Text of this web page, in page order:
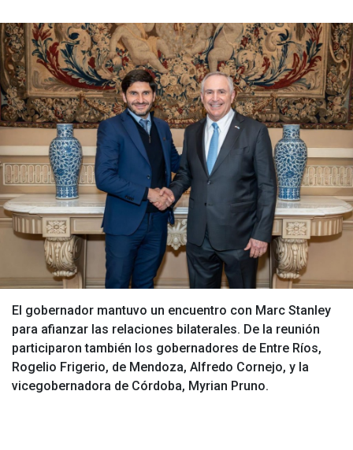
El gobernador mantuvo un encuentro con Marc Stanley
para afianzar las relaciones bilaterales. De la reunión
participaron también los gobernadores de Entre Ríos,
Rogelio Frigerio, de Mendoza, Alfredo Cornejo, y la
vicegobernadora de Córdoba, Myrian Pruno.